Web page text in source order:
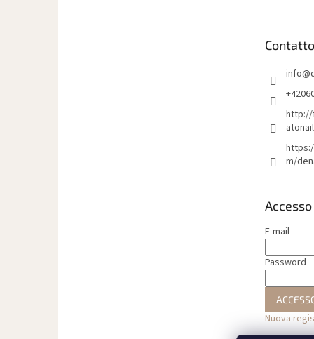
Contatto
info@
http://
m/
Accesso
E-mail
Password
Nuova